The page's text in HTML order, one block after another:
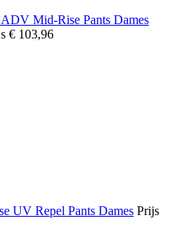
Mid-Rise Pants Dames
€ 103,96
UV Repel Pants Dames Prijs